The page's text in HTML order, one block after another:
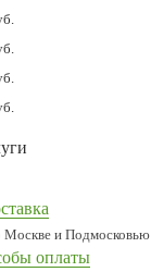
Москве и Подмосковью
оплаты